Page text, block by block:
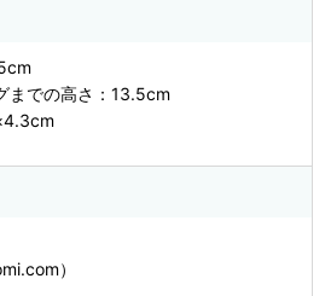
までの高さ：13.5cm
）